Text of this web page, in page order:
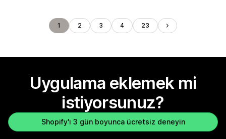
1 2 3 4 23
Uygulama eklemek mi
istiyorsunuz?
Shopify'ı 3 gün boyunca ücretsiz deneyin